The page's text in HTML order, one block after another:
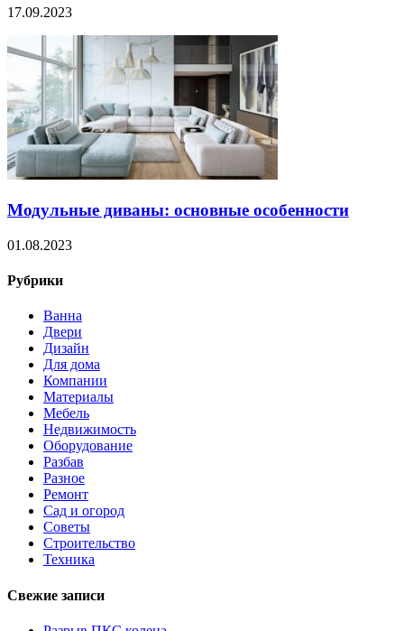
17.09.2023
Модульные диваны: основные особенности
01.08.2023
Рубрики
Ванна
Двери
Дизайн
Для дома
Компании
Материалы
Мебель
Недвижимость
Оборудование
Разбав
Разное
Ремонт
Сад и огород
Советы
Строительство
Техника
Свежие записи